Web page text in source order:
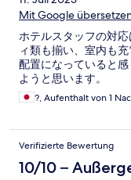
Mit Google
ホテルスタッフの対
ィ類も揃い、室内も
配置になっていると
ようと思います。
?, Aufenthalt von 1
Verifizierte Bewertung
10/10 –